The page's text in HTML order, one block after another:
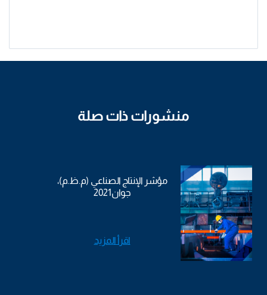
منشورات ذات صلة
مؤشر الإنتاج الصناعي (م.ظ.م)،
جوان2021
اقرأ المزيد